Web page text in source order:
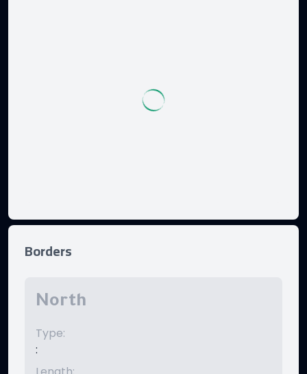
Borders
North
Type:
: